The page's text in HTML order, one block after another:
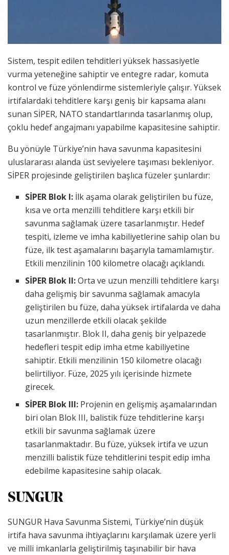
Sistem, tespit edilen tehditleri yüksek hassasiyetle
vurma yeteneğine sahiptir ve entegre radar, komuta
kontrol ve füze yönlendirme sistemleriyle çalışır. Yüksek
irtifalardaki tehditlere karşı geniş bir kapsama alanı
sunan SİPER, NATO standartlarında tasarlanmış olup,
çoklu hedef angajmanı yapabilme kapasitesine sahiptir.
Bu yönüyle Türkiye’nin hava savunma kapasitesini
uluslararası alanda üst seviyelere taşıması bekleniyor.
SİPER projesinde geliştirilen başlıca füzeler şunlardır:
SİPER Blok I: İlk aşama olarak geliştirilen bu füze,
kısa ve orta menzilli tehditlere karşı etkili bir
savunma sağlamak üzere tasarlanmıştır. Hedef
tespiti, izleme ve imha kabiliyetlerine sahip olan bu
füze, ilk test aşamalarını başarıyla tamamlamıştır.
Etkili menzilinin 100 kilometre olacağı açıklandı.
SİPER Blok II:Orta ve uzun menzilli tehditlere karşı
daha gelişmiş bir savunma sağlamak amacıyla
geliştirilen bu füze, daha yüksek irtifalarda ve daha
uzun menzillerde etkili olacak şekilde
tasarlanmıştır. Blok II, daha geniş bir yelpazede
hedefleri tespit edip imha etme kabiliyetine
sahiptir. Etkili menzilinin 150 kilometre olacağı
belirtiliyor. Füze, 2025 yılı içerisinde hizmete
girecek.
SİPER Blok III: Projenin en gelişmiş aşamalarından
biri olan Blok III, balistik füze tehditlerine karşı
etkili bir savunma sağlamak üzere
tasarlanmaktadır. Bu füze, yüksek irtifa ve uzun
menzilli balistik füze tehditlerini tespit edip imha
edebilme kapasitesine sahip olacak.
SUNGUR
SUNGUR Hava Savunma Sistemi, Türkiye’nin düşük
irtifa hava savunma ihtiyaçlarını karşılamak üzere yerli
ve milli imkanlarla geliştirilmiş taşınabilir bir hava